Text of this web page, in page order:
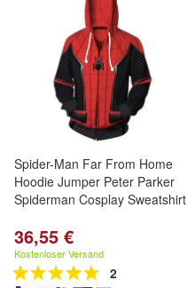
Spider-Man Far From Home
Hoodie Jumper Peter Parker
Spiderman Cosplay Sweatshirt
36,55 €
Kostenloser Versand
2